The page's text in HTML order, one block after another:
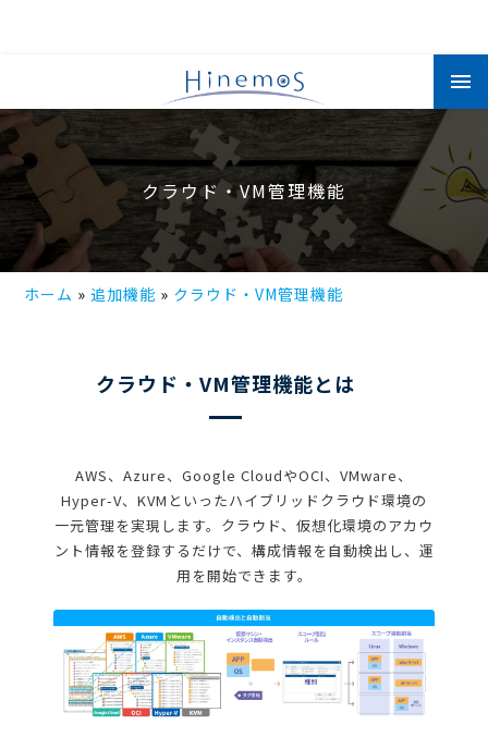
コ
ン
テ
クラウド・VM管理機能
ホーム 追加機能 クラウド・VM管理機能
クラウド・VM管理機能とは
AWS、Azure、Google CloudやOCI、VMware、
Hyper-V、KVMといったハイブリッドクラウド環境の
一元管理を実現します。クラウド、仮想化環境のアカウ
ント情報を登録するだけで、構成情報を自動検出し、運
用を開始できます。